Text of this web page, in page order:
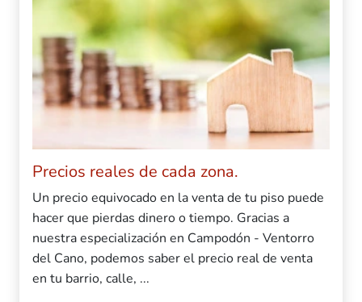
Precios reales de cada zona.
Un precio equivocado en la venta de tu piso puede
hacer que pierdas dinero o tiempo. Gracias a
nuestra especialización en Campodón - Ventorro
del Cano, podemos saber el precio real de venta
en tu barrio, calle, ...